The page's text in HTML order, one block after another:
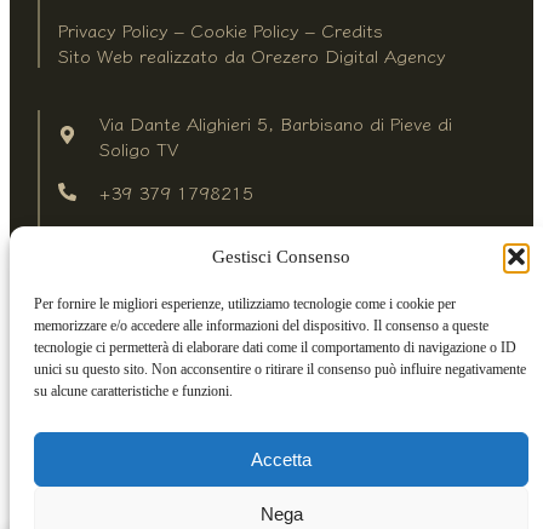
Gestisci Consenso
Per fornire le migliori esperienze, utilizziamo tecnologie come i cookie per
memorizzare e/o accedere alle informazioni del dispositivo. Il consenso a queste
tecnologie ci permetterà di elaborare dati come il comportamento di navigazione o ID
unici su questo sito. Non acconsentire o ritirare il consenso può influire negativamente
su alcune caratteristiche e funzioni.
Accetta
Nega
Privacy Policy – Cookie Policy – Credits
Sito Web realizzato da Orezero Digital Agency
Via Dante Alighieri 5, Barbisano di Pieve di
Soligo TV
+39 379 1798215
Da Lunedì a Venerdì 8:00-12:00/13:30-18:00
Sabato mattina 8:00-12:00